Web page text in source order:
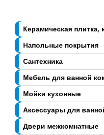
Керамическая плитка,
Напольные покрытия
Сантехника
Мебель для ванной
Мойки кухонные
Аксессуары для
Двери межкомнатные